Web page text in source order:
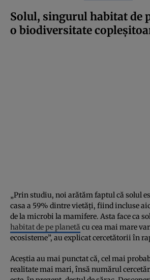
Solul, singurul habitat de
o biodiversitate
„Prin studiu, noi arătăm faptul că solul
casa a 59% dintre vietăți, fiind incluse
de la microbi la mamifere. Asta face ca
habitat de pe planetă cu cea mai mare
ecosisteme”, au explicat cercetătorii în
Aceștia au mai punctat că, cel mai
realitate mai mari, însă numărul